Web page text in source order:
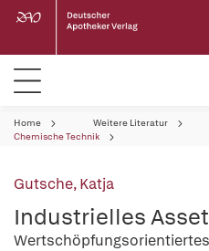
Home Weitere Literatur
Chemische Technik
Gutsche, Katja
Industrielles